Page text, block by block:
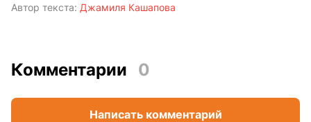
Автор текста: Джамиля Кашапова
Комментарии 0
Написать комментарий